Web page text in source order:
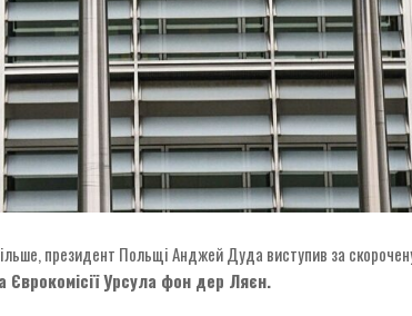
президент Польщі Анджей Дуда виступив за
Єврокомісії Урсула фон дер Ляєн.